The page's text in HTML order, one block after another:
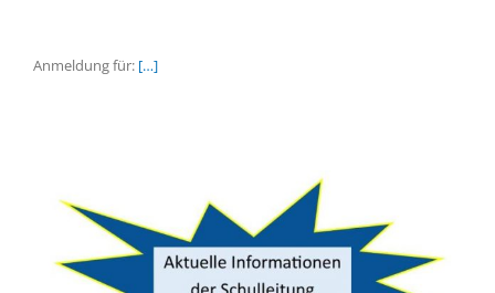
Anmeldung für: […]